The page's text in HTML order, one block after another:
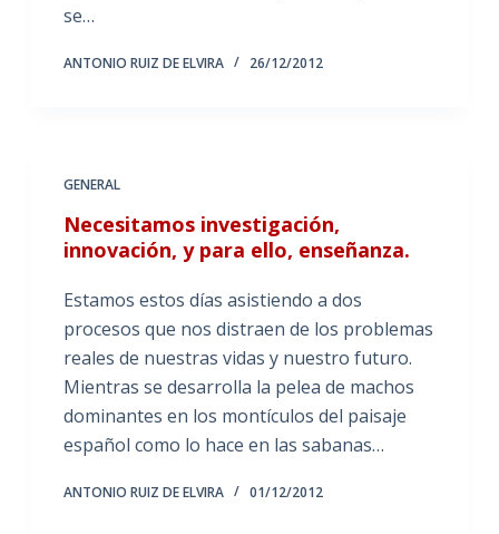
se…
ANTONIO RUIZ DE ELVIRA 26/12/2012
GENERAL
Necesitamos investigación,
innovación, y para ello, enseñanza.
Estamos estos días asistiendo a dos
procesos que nos distraen de los problemas
reales de nuestras vidas y nuestro futuro.
Mientras se desarrolla la pelea de machos
dominantes en los montículos del paisaje
español como lo hace en las sabanas…
ANTONIO RUIZ DE ELVIRA 01/12/2012